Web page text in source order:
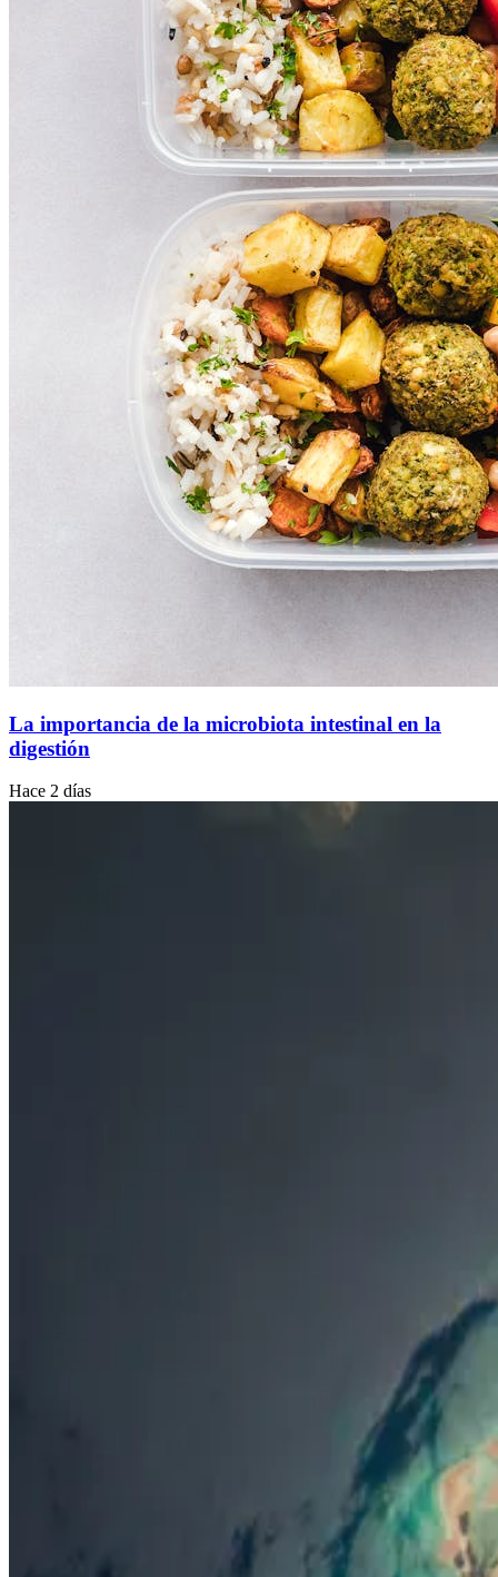
La importancia de la microbiota intestinal en la
digestión
Hace 2 días